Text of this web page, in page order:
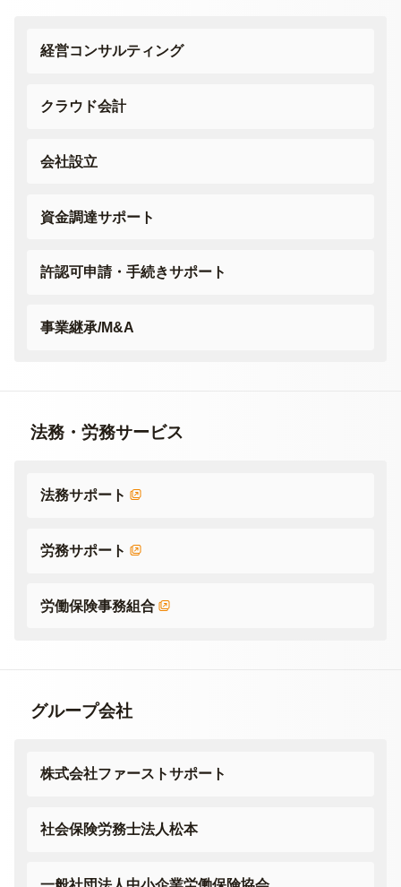
経営コンサルティング
クラウド会計
会社設立
資金調達サポート
許認可申請・手続きサポート
事業継承/M&A
法務・労務サービス
法務サポート
労務サポート
労働保険事務組合
グループ会社
株式会社ファーストサポート
社会保険労務士法人松本